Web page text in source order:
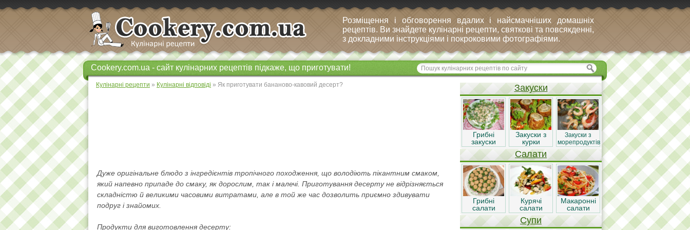
Розміщення і обговорення вдалих і найсмачніших домашніх
рецептів. Ви знайдете кулінарні рецепти, святкові та повсякденні,
з докладними інструкціями і покроковими фотографіями.
Cookery.com.ua - сайт кулінарних рецептів підкаже, що приготувати!
Кулінарні рецепти » Кулінарні відповіді » Як приготувати бананово-кавовий десерт?
Дуже оригінальне блюдо з інгредієнтів тропічного походження, що володіють пікантним смаком,
який напевно припаде до смаку, як дорослим, так і малечі. Приготування десерту не відрізняється
складністю й великими часовими витратами, але в той же час дозволить приємно здивувати
подруг і знайомих.
Продукти для виготовлення десерту:
Закуски
Грибні
закуски
Закуски з
курки
Закуски з
морепродуктів
Салати
Грибні
салати
Курячі
салати
Макаронні
салати
Супи